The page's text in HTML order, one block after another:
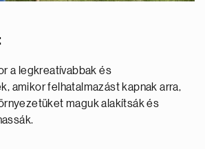
a legkreatívabbak és
amikor felhatalmazást kapnak arra,
maguk alakítsák és